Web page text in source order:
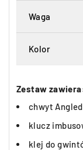
Waga
Kolor
Zestaw
chwyt
klucz
klej do